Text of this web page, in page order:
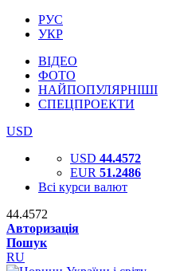
РУС
УКР
ВІДЕО
ФОТО
НАЙПОПУЛЯРНІШІ
СПЕЦПРОЕКТИ
USD
USD 44.4572
EUR 51.2486
Всі курси валют
44.4572
Авторизація
Пошук
RU